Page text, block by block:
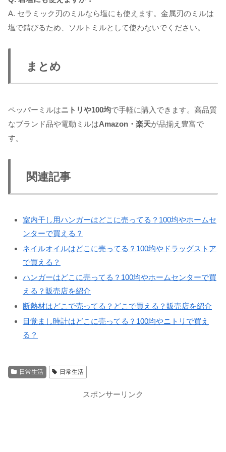
A. セラミック刃のミルなら塩にも使えます。金属刃のミルは
塩で錆びるため、ソルトミルとして使わないでください。
まとめ
ペッパーミルはニトリや100均で手軽に購入できます。高品質
なブランド品や電動ミルはAmazon・楽天が品揃え豊富で
す。
関連記事
室内干し用ハンガーはどこに売ってる？100均やホームセ
ンターで買える？
ネイルオイルはどこに売ってる？100均やドラッグストア
で買える？
ハンガーはどこに売ってる？100均やホームセンターで買
える？販売店を紹介
断熱材はどこで売ってる？どこで買える？販売店を紹介
目覚まし時計はどこに売ってる？100均やニトリで買え
る？
日常生活 日常生活
スポンサーリンク